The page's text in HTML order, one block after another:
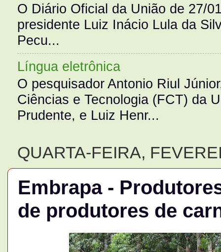
O Diário Oficial da União de 27/
presidente Luiz Inácio Lula da
Pecu...
Língua eletrônica
O pesquisador Antonio Riul
Ciências e Tecnologia (FCT) da
Prudente, e Luiz Henr...
QUARTA-FEIRA,
Embrapa -
de produtores de